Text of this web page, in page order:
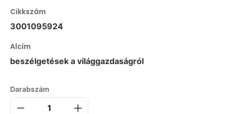
Cikkszám
3001095924
Alcím
beszélgetések a világgazdaságról
Darabszám